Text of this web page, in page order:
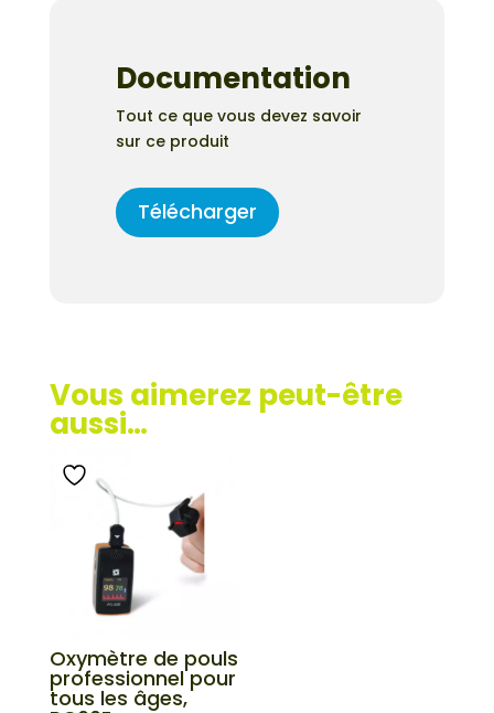
Documentation
Tout ce que vous devez savoir
sur ce produit
Télécharger
Vous aimerez peut-être
aussi…
Oxymètre de pouls
professionnel pour
tous les âges,